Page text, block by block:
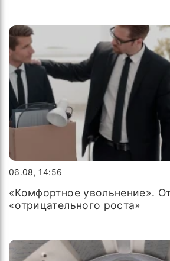
06.08, 14:56
«Комфортное увольнение».
«отрицательного роста»